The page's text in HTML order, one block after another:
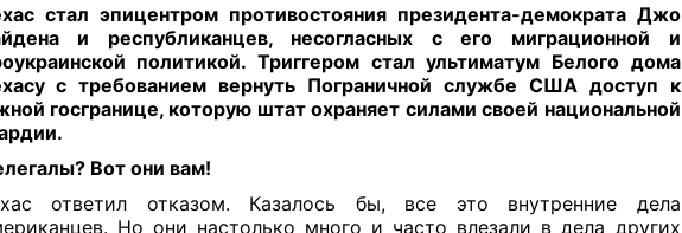
стал эпицентром противостояния президента-демократа Джо
и республиканцев, несогласных с его миграционной и
политикой. Триггером стал ультиматум Белого дома
с требованием вернуть Пограничной службе США доступ к
госгранице, которую штат охраняет силами своей национальной
.
Вот они вам!
ответил отказом. Казалось бы, все это внутренние дела
Но они настолько много и часто влезали в дела других